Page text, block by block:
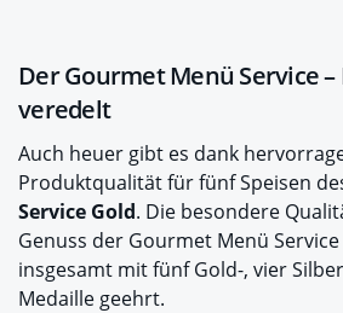
Der Gourmet Menü Service –
veredelt
Auch heuer gibt es dank
Produktqualität für fünf Speisen
Service Gold. Die besondere
Genuss der Gourmet Menü
insgesamt mit fünf Gold-, vier
Medaille geehrt.